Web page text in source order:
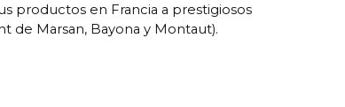
productos en Francia a prestigiosos
de Marsan, Bayona y Montaut).